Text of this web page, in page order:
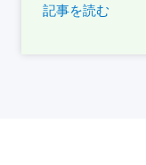
記事を読む